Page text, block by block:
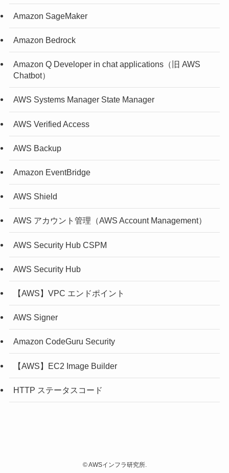
Amazon SageMaker
Amazon Bedrock
Amazon Q Developer in chat applications（旧 AWS
Chatbot）
AWS Systems Manager State Manager
AWS Verified Access
AWS Backup
Amazon EventBridge
AWS Shield
AWS アカウント管理（AWS Account Management）
AWS Security Hub CSPM
AWS Security Hub
【AWS】VPC エンドポイント
AWS Signer
Amazon CodeGuru Security
【AWS】EC2 Image Builder
HTTP ステータスコード
©AWSインフラ研究所.